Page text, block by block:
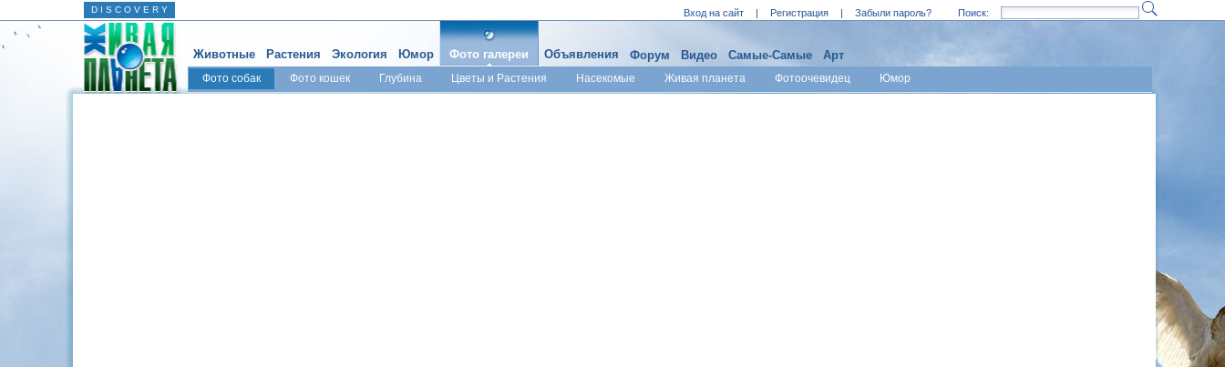
D I S C O V E R Y Вход на сайт | Регистрация | Забыли пароль? Поиск:
Животные Растения Экология Юмор Фото галереи
Фото собак Фото кошек Глубина Цветы и Растения Насекомые Живая планета Фотоочевидец Юмор
Объявления Форум Видео Самые-Самые Арт